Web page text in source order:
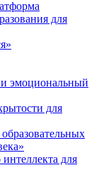
для
эмоциональный
для
для